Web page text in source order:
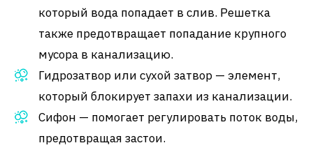
который вода попадает в слив. Решетка
также предотвращает попадание крупного
мусора в канализацию.
Гидрозатвор или сухой затвор — элемент,
который блокирует запахи из канализации.
Сифон — помогает регулировать поток воды,
предотвращая застои.